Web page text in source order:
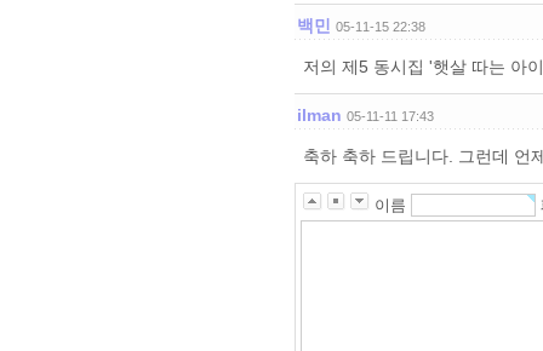
백민 05-11-15 22:38
저의 제5 동시집 '햇살 따는 아
ilman 05-11-11 17:43
축하 축하 드립니다. 그런데 언
이름